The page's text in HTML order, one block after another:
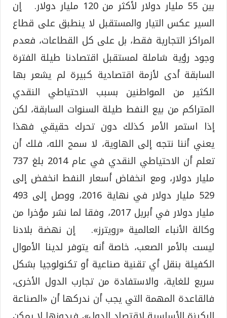
بين 55 مليار دولار لأكثر من 120 مليار دولار. إن
السير عكس التيار والمستقبل لا ينطبق على قطاع
المراكز التجارية فقط، بل على كل القطاعات، فعدم
وجود رؤية شاملة لمستقبل اقتصادنا طيلة الفترة
السابقة أدى لأزمة اقتصادية كبيرة لم يشعر بها
الكثير من المواطنين بسبب الاحتياطي النقدي
المتراكم من بيع النفط طيلة السنوات السابقة، لكن
إذا استمر الأمر كذلك دون تحرك حقيقي فهذا
يعني أننا نتجه إلى الهاوية، لا سمح الله، فلك أن
تعلم أن الاحتياطي النقدي في عام 2014 بلغ 737
مليار دولار، ومع انخفاض أسعار النفط انخفض إلى
529 مليار دولار في نهاية 2016، ووصل إلى 493
مليار دولار في أبريل 2017، وفقا لما نشر مؤخرا من
وكالة الأنباء العالمية «رويترز». إن نهضة بلادنا
ليست بالأمر الصعب، خاصة أنه يتوفر لدينا الأموال
الكفيلة بنقل أي تقنية صناعية أو تكنولوجيا بشكل
سريع للغاية، والاستفادة من تجارب الدول الأخرى،
فالقاعدة المهمة التي يجب أن ندركها أن «الصناعة